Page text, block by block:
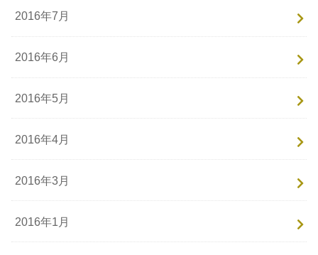
2016年7月
2016年6月
2016年5月
2016年4月
2016年3月
2016年1月